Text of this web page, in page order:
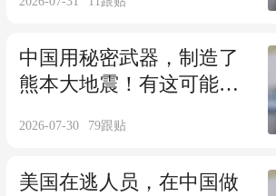
中国用秘密武器，制造了
熊本大地震！有这可能
2026-07-30 79跟贴
美国在逃人员，在中国做